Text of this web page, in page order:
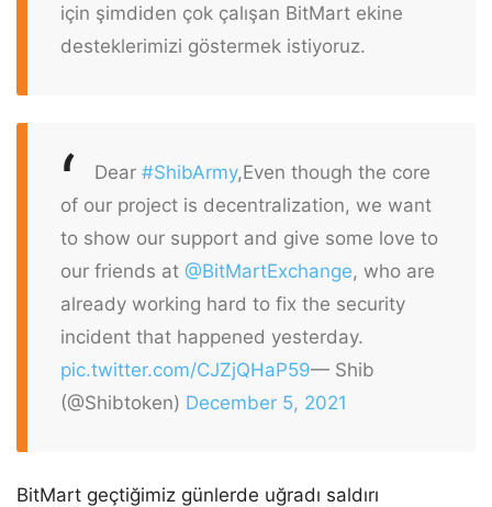
için şimdiden çok çalışan BitMart ekine
desteklerimizi göstermek istiyoruz.
Dear #ShibArmy,Even though the core
of our project is decentralization, we want
to show our support and give some love to
our friends at @BitMartExchange, who are
already working hard to fix the security
incident that happened yesterday.
pic.twitter.com/CJZjQHaP59— Shib
(@Shibtoken) December 5, 2021
BitMart geçtiğimiz günlerde uğradı saldırı